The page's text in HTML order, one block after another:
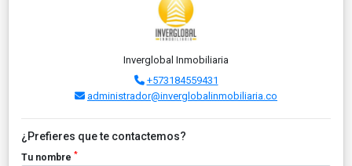
Inverglobal Inmobiliaria
+573184559431
administrador@inverglobalinmobiliaria.co
¿Prefieres que te contactemos?
Tu nombre *